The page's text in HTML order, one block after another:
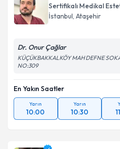
Sertifikalı Medikal
İstanbul, Ataşehir
Dr. Onur Çağlar
KÜÇÜKBAKKALKÖY MAH DEFNE
NO:309
En Yakın Saatler
Yarın
10:00
Yarın
10:30